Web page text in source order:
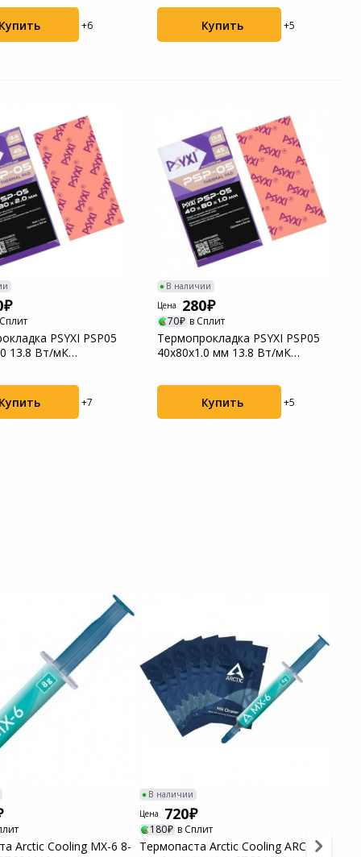
Купить +6 Купить +5
PSYXI PSP05
13.8 Вт/мК
Купить +7
В наличии
Цена
280
70 в Сплит
Термопрокладка PSYXI PSP05
40х80х1.0 мм 13.8 Вт/мК
Купить +5
Arctic Cooling MX-6 8-
В наличии
Цена
720
180 в Сплит
Термопаста Arctic Cooling ARCTIC